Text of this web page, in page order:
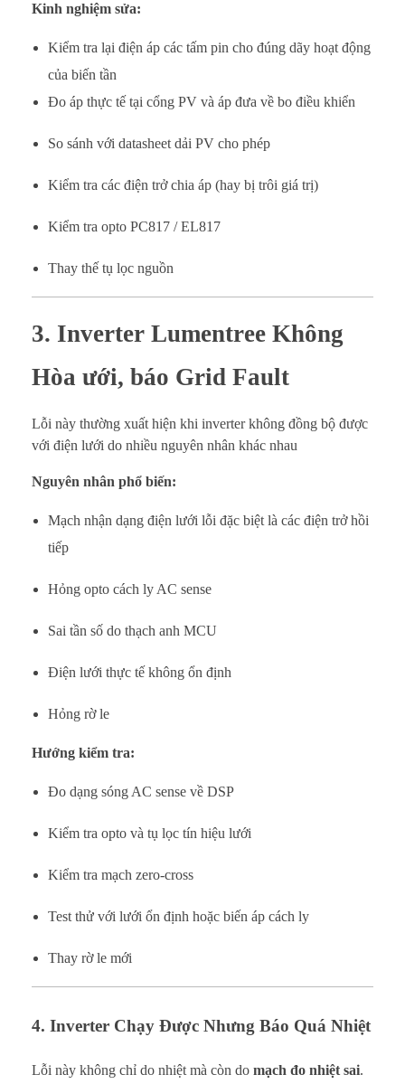
Kinh nghiệm sửa:
Kiểm tra lại điện áp các tấm pin cho đúng dãy hoạt động
của biến tần
Đo áp thực tế tại cổng PV và áp đưa về bo điều khiển
So sánh với datasheet dải PV cho phép
Kiểm tra các điện trở chia áp (hay bị trôi giá trị)
Kiểm tra opto PC817 / EL817
Thay thế tụ lọc nguồn
3. Inverter Lumentree Không
Hòa ưới, báo Grid Fault
Lỗi này thường xuất hiện khi inverter không đồng bộ được
với điện lưới do nhiều nguyên nhân khác nhau
Nguyên nhân phổ biến:
Mạch nhận dạng điện lưới lỗi đặc biệt là các điện trở hồi
tiếp
Hỏng opto cách ly AC sense
Sai tần số do thạch anh MCU
Điện lưới thực tế không ổn định
Hỏng rờ le
Hướng kiểm tra:
Đo dạng sóng AC sense về DSP
Kiểm tra opto và tụ lọc tín hiệu lưới
Kiểm tra mạch zero-cross
Test thử với lưới ổn định hoặc biến áp cách ly
Thay rờ le mới
4. Inverter Chạy Được Nhưng Báo Quá Nhiệt
Lỗi này không chỉ do nhiệt mà còn do mạch đo nhiệt sai.